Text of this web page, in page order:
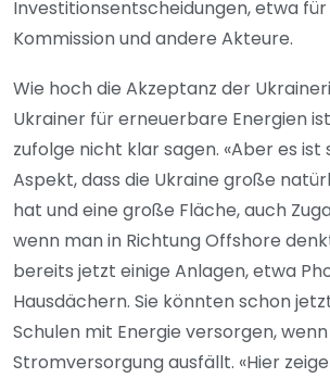
Investitionsentscheidungen, etwa für
Kommission und andere Akteure.
Wie hoch die Akzeptanz der
Ukrainer für erneuerbare Energien
zufolge nicht klar sagen. «Aber es ist
Aspekt, dass die Ukraine große
hat und eine große Fläche, auch
wenn man in Richtung Offshore
bereits jetzt einige Anlagen, etwa
Hausdächern. Sie könnten schon
Schulen mit Energie versorgen,
Stromversorgung ausfällt. «Hier